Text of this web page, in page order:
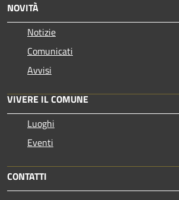
NOVITÀ
Notizie
Comunicati
Avvisi
VIVERE IL COMUNE
Luoghi
Eventi
CONTATTI